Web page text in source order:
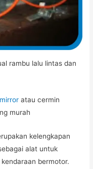
rambu lalu lintas dan
atau cermin
murah
kelengkapan
alat untuk
bermotor.